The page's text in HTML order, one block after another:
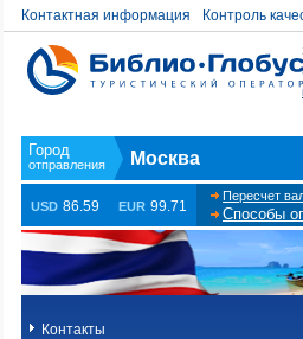
Контактная информация Контроль
Москва
USD 86.59 EUR 99.71
Пересчет
Способы
Контакты